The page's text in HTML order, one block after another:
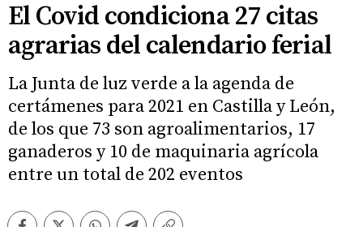
El Covid condiciona 27 citas
agrarias del calendario ferial
La Junta de luz verde a la agenda de
certámenes para 2021 en Castilla y León,
de los que 73 son agroalimentarios, 17
ganaderos y 10 de maquinaria agrícola
entre un total de 202 eventos